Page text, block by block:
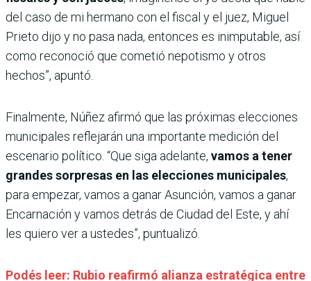
del caso de mi hermano con el fiscal y el juez, Miguel
Prieto dijo y no pasa nada, entonces es inimputable, así
como reconoció que cometió nepotismo y otros
hechos”, apuntó.
Finalmente, Núñez afirmó que las próximas elecciones
municipales reflejarán una importante medición del
escenario político. “Que siga adelante, vamos a tener
grandes sorpresas en las elecciones municipales,
para empezar, vamos a ganar Asunción, vamos a ganar
Encarnación y vamos detrás de Ciudad del Este, y ahí
les quiero ver a ustedes”, puntualizó.
Podés leer: Rubio reafirmó alianza estratégica entre